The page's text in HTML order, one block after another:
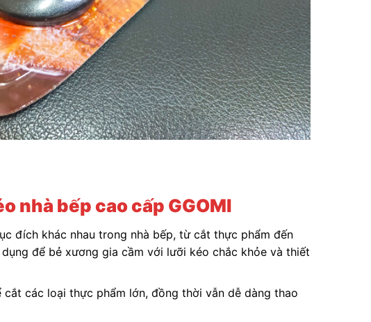
nhà bếp cao cấp GGOMI
đích khác nhau trong nhà bếp, từ cắt thực phẩm đến
để bẻ xương gia cầm với lưỡi kéo chắc khỏe và thiết
cắt các loại thực phẩm lớn, đồng thời vẫn dễ dàng thao